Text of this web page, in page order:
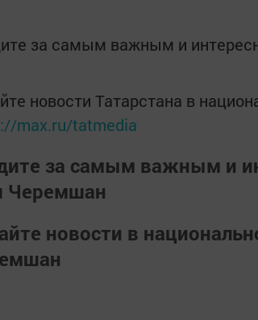
за самым важным и
новости Татарстана в
max.ru/tatmedia
за самым важным и
Черемшан
новости в